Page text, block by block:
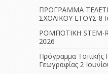
ΠΡΟΓΡΑΜΜΑ
ΣΧΟΛΙΚΟΥ ΕΤΟΥΣ 8
ΡΟΜΠΟΤΙΚΗ STEM-
2026
Πρόγραμμα Τοπικής
Γεωγραφίας 2